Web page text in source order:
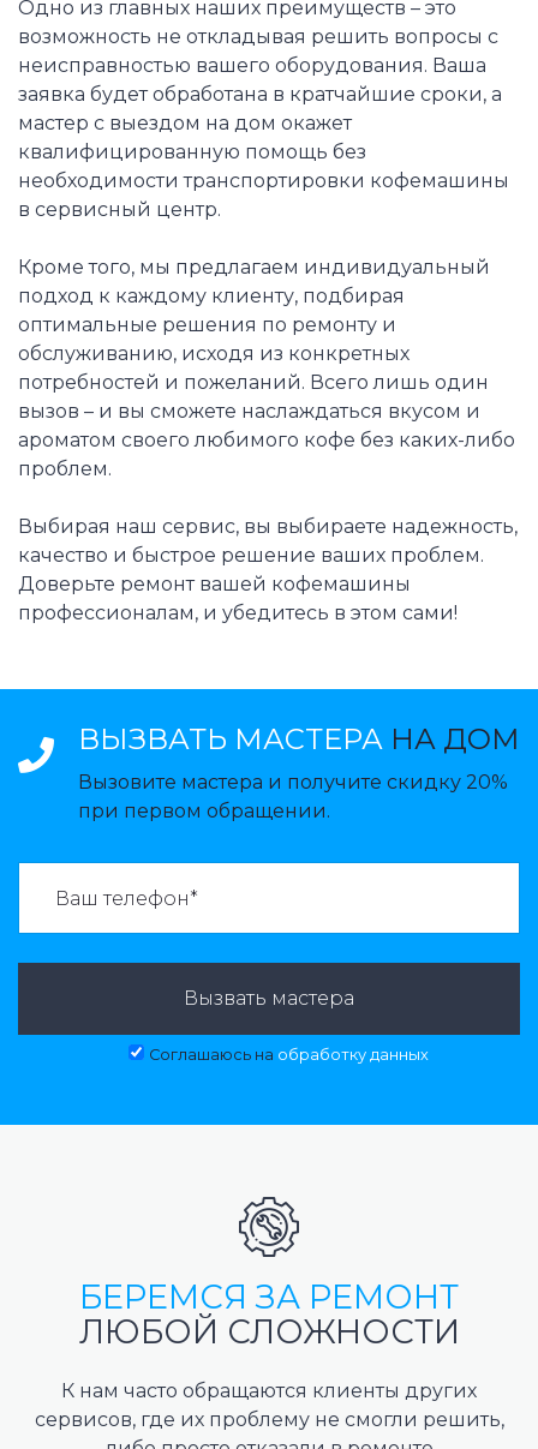
Одно из главных наших преимуществ – это
возможность не откладывая решить вопросы с
неисправностью вашего оборудования. Ваша
заявка будет обработана в кратчайшие сроки, а
мастер с выездом на дом окажет
квалифицированную помощь без
необходимости транспортировки кофемашины
в сервисный центр.
Кроме того, мы предлагаем индивидуальный
подход к каждому клиенту, подбирая
оптимальные решения по ремонту и
обслуживанию, исходя из конкретных
потребностей и пожеланий. Всего лишь один
вызов – и вы сможете наслаждаться вкусом и
ароматом своего любимого кофе без каких-либо
проблем.
Выбирая наш сервис, вы выбираете надежность,
качество и быстрое решение ваших проблем.
Доверьте ремонт вашей кофемашины
профессионалам, и убедитесь в этом сами!
ВЫЗВАТЬ МАСТЕРА НА ДОМ
Вызовите мастера и получите скидку 20%
при первом обращении.
Вызвать мастера
Соглашаюсь на обработку данных
БЕРЕМСЯ ЗА РЕМОНТ
ЛЮБОЙ СЛОЖНОСТИ
К нам часто обращаются клиенты других
сервисов, где их проблему не смогли решить,